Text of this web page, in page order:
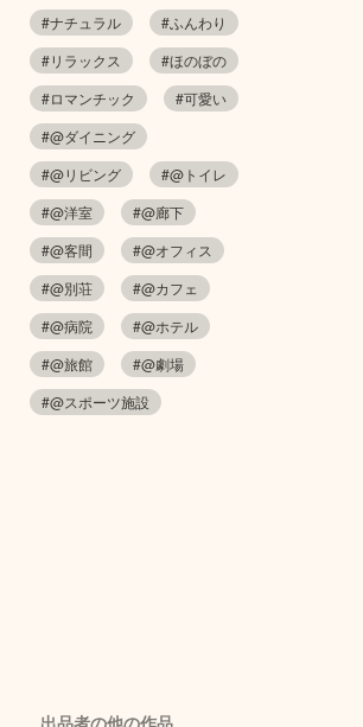
#ナチュラル
#ふんわり
#リラックス
#ほのぼの
#ロマンチック
#可愛い
#@ダイニング
#@リビング
#@トイレ
#@洋室
#@廊下
#@客間
#@オフィス
#@別荘
#@カフェ
#@病院
#@ホテル
#@旅館
#@劇場
#@スポーツ施設
出品者の他の作品